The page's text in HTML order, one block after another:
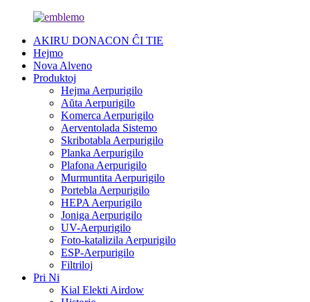
AKIRU DONACON ĈI TIE
Hejmo
Nova Alveno
Produktoj
Hejma Aerpurigilo
Aŭta Aerpurigilo
Komerca Aerpurigilo
Aerventolada Sistemo
Skribotabla Aerpurigilo
Planka Aerpurigilo
Plafona Aerpurigilo
Murmuntita Aerpurigilo
Portebla Aerpurigilo
HEPA Aerpurigilo
Joniga Aerpurigilo
UV-Aerpurigilo
Foto-katalizila Aerpurigilo
ESP-Aerpurigilo
Filtriloj
Pri Ni
Kial Elekti Airdow